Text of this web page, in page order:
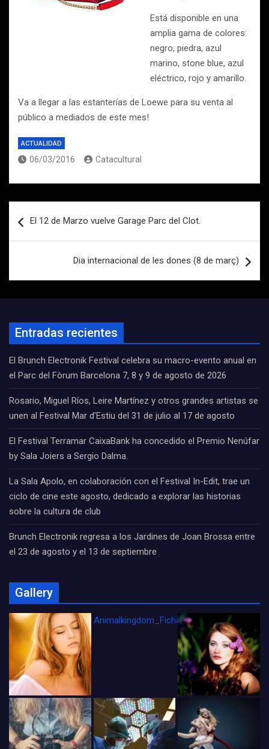
Está disponible en una
amplia gama de colores:
negro, piedra, azul
marino, stone blue, azul
eléctrico, rojo y amarillo.
Va a llegar a las estanterías de Loewe para su venta al
público a mediados de este mes!
ACTUALIDAD
06/03/2016 Catacultural
de
El 12 de Marzo vuelve Garage Parc del Clot.
Dia internacional de les dones (8 de març)
Entradas recientes
El Brunch Electronik Festival celebra su macro-evento anual en
el Parc del Fòrum Barcelona 7, 8 y 9 de agosto de 2026
Rosario, Miguel Ríos, Leire Martínez y otros grandes artistas se
unen al Festival Mar d’Estiu del 31 de julio al 17 de agosto
El Festival Terramar CaixaBank ha concedido el Premio Nenúfar
by Sala Joiers a Sergio Dalma.
La Sala Apolo, en colaboración con el Festival In-Edit, trae un
ciclo de cine este agosto, dedicado a explorar las historias
sobre la cultura de club
Brunch Electronik regresa a los Jardines de Joan Brossa entre
el 23 de agosto y el 13 de septiembre
Gallery
Animalkingdom_FichaCine